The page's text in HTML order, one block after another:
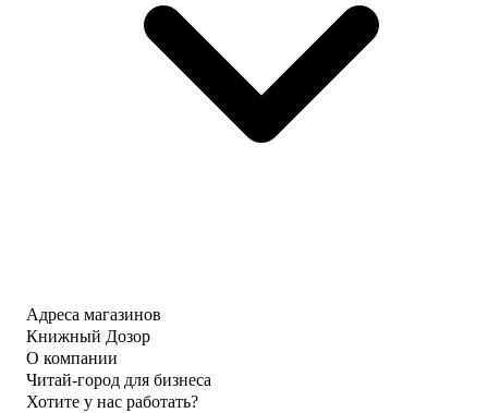
Адреса магазинов
Книжный Дозор
О компании
Читай-город для бизнеса
Хотите у нас работать?